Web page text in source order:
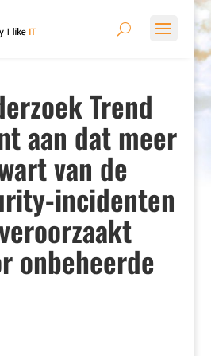
Trend
aan dat meer
van de
incidenten
onbeheerde